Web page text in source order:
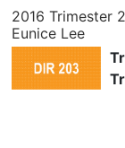
2016 Trimester
Eunice Lee